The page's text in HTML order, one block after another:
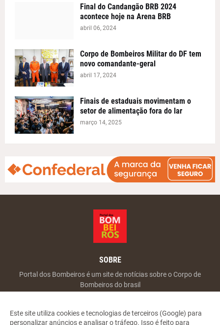
Final do Candangão BRB 2024
acontece hoje na Arena BRB
abril 06, 2024
Corpo de Bombeiros Militar do DF tem
novo comandante-geral
abril 17, 2024
Finais de estaduais movimentam o
setor de alimentação fora do lar
março 14, 2025
SOBRE
Portal dos Bombeiros é um site de notícias sobre o Corpo de
Bombeiros do brasil
Este site utiliza cookies e tecnologias de terceiros (Google) para
personalizar anúncios e analisar o tráfego. Isso é feito para